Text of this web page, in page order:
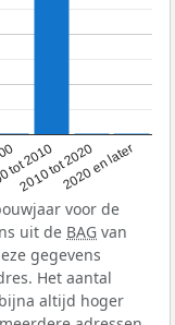
2010
2010 tot 20202020 en later
voor de
uit de BAG van
gegevens
Het aantal
altijd hoger